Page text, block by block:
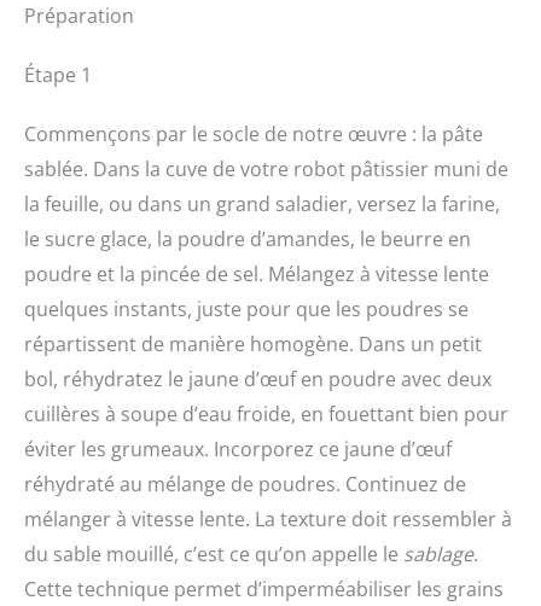
Préparation
Étape 1
Commençons par le socle de notre œuvre : la pâte
sablée. Dans la cuve de votre robot pâtissier muni de
la feuille, ou dans un grand saladier, versez la farine,
le sucre glace, la poudre d’amandes, le beurre en
poudre et la pincée de sel. Mélangez à vitesse lente
quelques instants, juste pour que les poudres se
répartissent de manière homogène. Dans un petit
bol, réhydratez le jaune d’œuf en poudre avec deux
cuillères à soupe d’eau froide, en fouettant bien pour
éviter les grumeaux. Incorporez ce jaune d’œuf
réhydraté au mélange de poudres. Continuez de
mélanger à vitesse lente. La texture doit ressembler à
du sable mouillé, c’est ce qu’on appelle le sablage.
Cette technique permet d’imperméabiliser les grains